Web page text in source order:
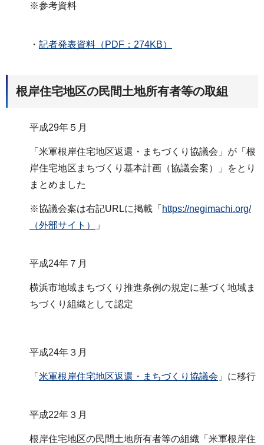
※参考資料
・ 記者発表資料（PDF：274KB）
根岸住宅地区の民間土地所有者等の取組
平成29年５月
「米軍根岸住宅地区返還・まちづくり協議会」が「根
岸住宅地区まちづくり基本計画（協議会案）」をとり
まとめました
※協議会案は右記URLに掲載「 https://negimachi.org/
（外部サイト）
」
平成24年７月
横浜市地域まちづくり推進条例の規定に基づく地域ま
ちづくり組織として認定
平成24年３月
「 米軍根岸住宅地区返還・まちづくり協議会 」に移行
平成22年３月
根岸住宅地区の民間土地所有者等の組織「米軍根岸住